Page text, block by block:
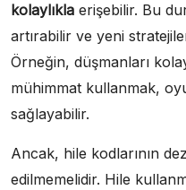
kolaylıkla erişebilir. Bu
artırabilir ve yeni
Örneğin, düşmanları
mühimmat kullanmak,
sağlayabilir.
Ancak, hile kodlarının
edilmemelidir. Hile